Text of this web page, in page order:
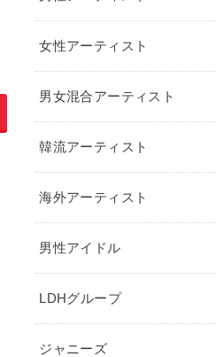
女性アーティスト
男女混合アーティスト
韓流アーティスト
海外アーティスト
男性アイドル
LDHグループ
ジャニーズ